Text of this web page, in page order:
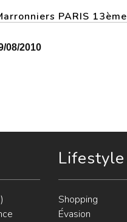
PARIS 13ème
08/2010
Lifestyle
Shopping
Évasion